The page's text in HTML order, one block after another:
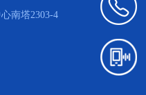
南塔2303-4